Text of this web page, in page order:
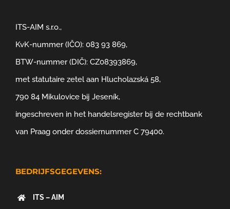
ITS-AIM s.r.o.,
KvK-nummer (IČO): 083 93 869,
BTW-nummer (DIČ): CZ08393869,
met statutaire zetel aan Hlucholazská 58,
790 84 Mikulovice bij Jeseník,
ingeschreven in het handelsregister bij de rechtbank
van Praag onder dossiernummer C 79400.
BEDRIJFSGEGEVENS:
ITS – AIM